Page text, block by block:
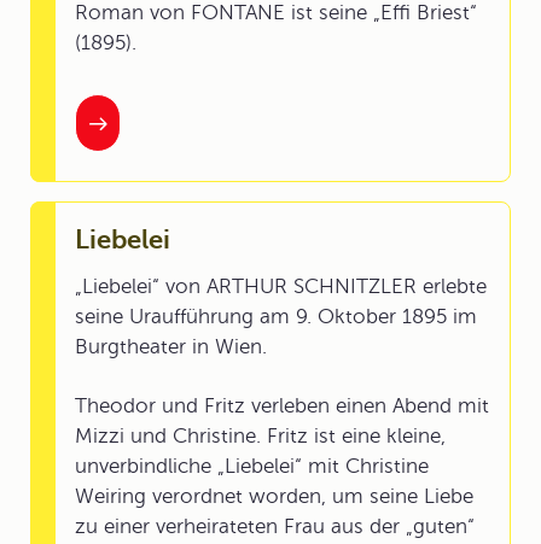
Roman von FONTANE ist seine „Effi Briest“
(1895).
Liebelei
„Liebelei“ von ARTHUR SCHNITZLER erlebte
seine Uraufführung am 9. Oktober 1895 im
Burgtheater in Wien.
Theodor und Fritz verleben einen Abend mit
Mizzi und Christine. Fritz ist eine kleine,
unverbindliche „Liebelei“ mit Christine
Weiring verordnet worden, um seine Liebe
zu einer verheirateten Frau aus der „guten“